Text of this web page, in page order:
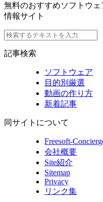
無料のおすすめソフトウ
情報サイト
記事検索
ソフトウェア
目的別厳選
動画の作り方
新着記事
同サイトについて
Freesoft-
会社概要
Site紹介
Sitemap
Privacy
リンク集